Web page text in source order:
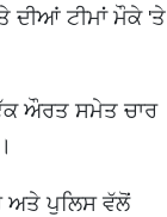
ਦੀਆਂ ਟੀਮਾਂ ਮੌਕੇ 'ਤੇ
ਔਰਤ ਸਮੇਤ ਚਾਰ
ਅਤੇ ਪੁਲਿਸ ਵੱਲੋਂ